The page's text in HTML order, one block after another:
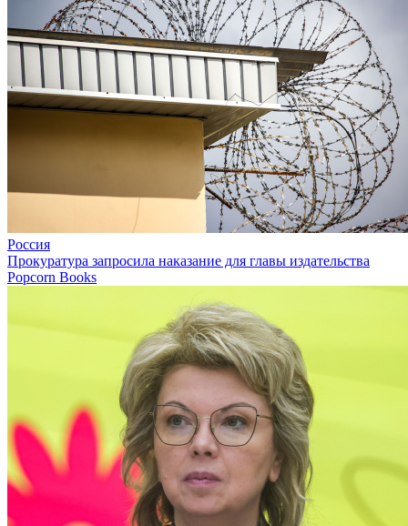
Россия
Прокуратура запросила наказание для главы издательства
Popcorn Books